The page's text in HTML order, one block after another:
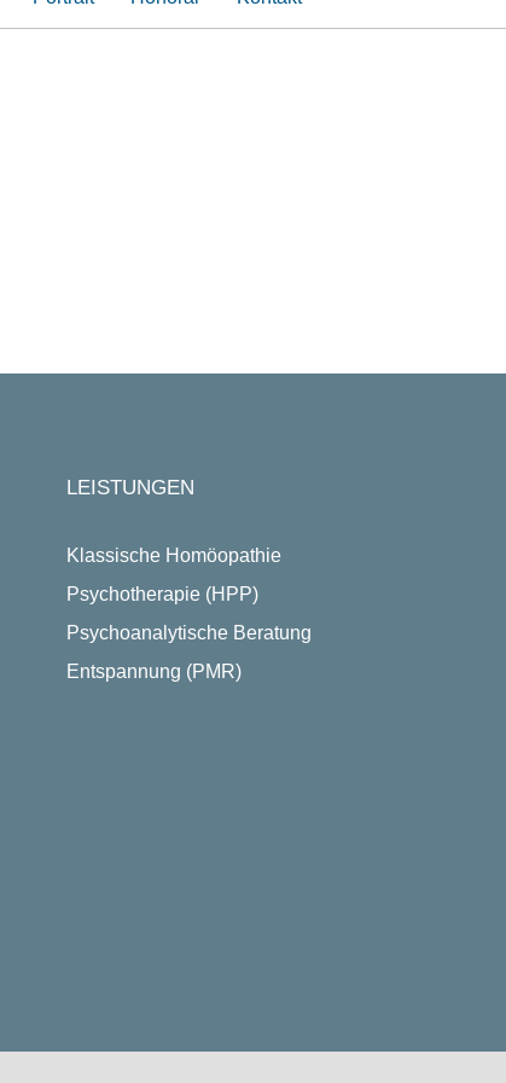
LEISTUNGEN
Klassische Homöopathie
Psychotherapie (HPP)
Psychoanalytische Beratung
Entspannung (PMR)